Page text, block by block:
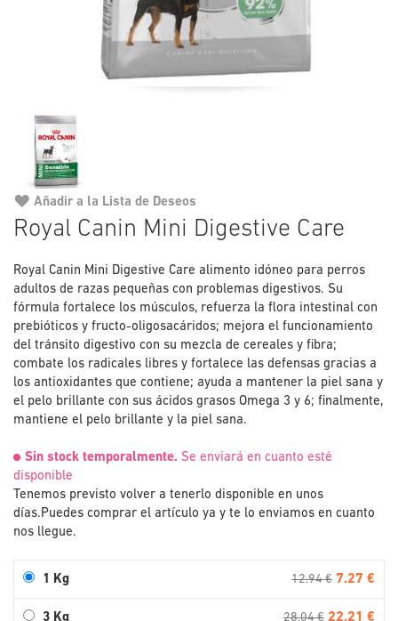
Royal Canin Mini Digestive Care
Royal Canin Mini Digestive Care alimento idóneo para perros
adultos de razas pequeñas con problemas digestivos. Su
fórmula fortalece los músculos, refuerza la flora intestinal con
prebióticos y fructo-oligosacáridos; mejora el funcionamiento
del tránsito digestivo con su mezcla de cereales y fibra;
combate los radicales libres y fortalece las defensas gracias a
los antioxidantes que contiene; ayuda a mantener la piel sana y
el pelo brillante con sus ácidos grasos Omega 3 y 6; finalmente,
mantiene el pelo brillante y la piel sana.
Sin stock temporalmente. Se enviará en cuanto esté
disponible
Tenemos previsto volver a tenerlo disponible en unos
días.Puedes comprar el artículo ya y te lo enviamos en cuanto
nos llegue.
1 Kg 12.94 € 7.27 €
3 Kg 28.04 € 22.21 €
Añadir a la Lista de Deseos
al
de
la
galería
de
imágenes